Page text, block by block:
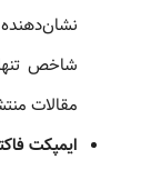
شاخص
مقالات
ایمپکت